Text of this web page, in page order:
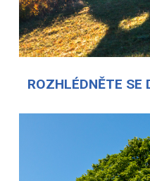
ROZHLÉDNĚTE SE